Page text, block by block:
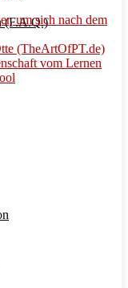
(F.A.Q.)
um sich nach dem
(TheArtOfPT.de)
vom Lernen